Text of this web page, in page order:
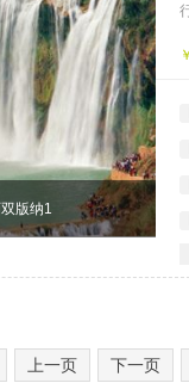
版纳1
上一页 下一页